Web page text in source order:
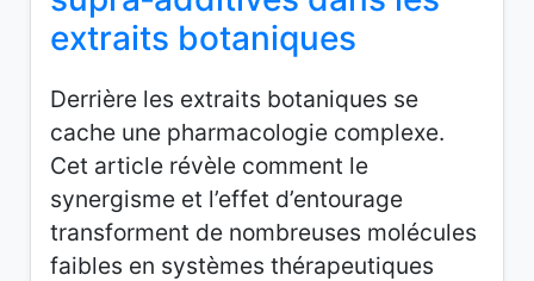
extraits botaniques
Derrière les extraits botaniques se
cache une pharmacologie complexe.
Cet article révèle comment le
synergisme et l’effet d’entourage
transforment de nombreuses molécules
faibles en systèmes thérapeutiques